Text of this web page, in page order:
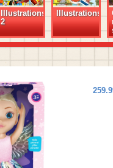
Illustrations
2
Illustrations